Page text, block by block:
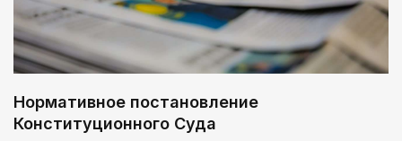
Нормативное постановление
Конституционного Суда